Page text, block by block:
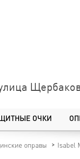
ОЧКИ
оправы Isabel